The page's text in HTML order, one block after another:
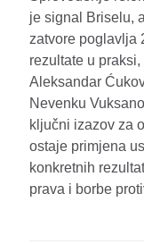
je signal Briselu,
zatvore poglavlja
rezultate u
Aleksandar
Nevenku
ključni izazov za
ostaje primjena
konkretnih
prava i borbe